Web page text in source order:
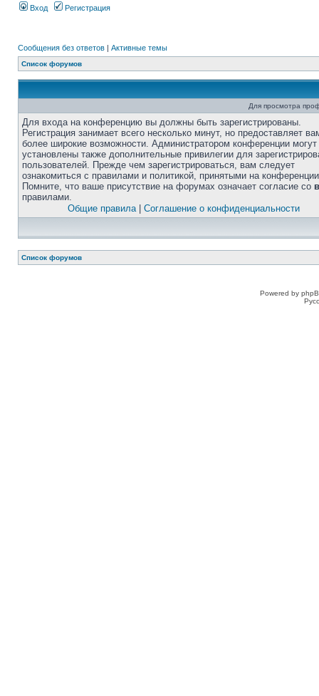
Вход Регистрация
Сообщения без ответов | Активные темы
Список форумов
Для просмотра
Для входа на конференцию вы должны быть зарегистрированы.
Регистрация занимает всего несколько минут, но предоставляет
более широкие возможности. Администратором конференции
установлены также дополнительные привилегии для
пользователей. Прежде чем зарегистрироваться, вам следует
ознакомиться с правилами и политикой, принятыми на
Помните, что ваше присутствие на форумах означает согласие со
правилами.
Общие правила| Соглашение о конфиденциальности
Список форумов
Powered by